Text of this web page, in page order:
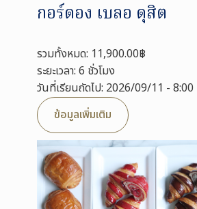
กอร์ดอง เบลอ ดุสิต
รวมทั้งหมด: 11,900.00฿
ระยะเวลา: 6 ชั่วโมง
วันที่เรียนถัดไป: 2026/09/11 - 8:00
ข้อมูลเพิ่มเติม